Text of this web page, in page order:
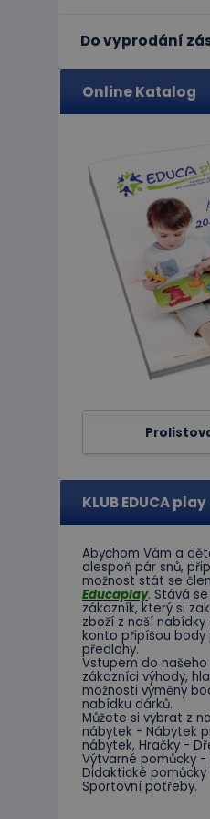
Do vyprodání
Online Katalog
KLUB EDUCA play
Abychom Vám a
alespoň pár snů,
možnost stát se
Educaplay. Stává
zákazník, který si
zboží z naší nabídky
konto připíšou body
předlohy.
Vstupem do našeho
zákazníci výhody,
možnosti výměny
nabídku dárků.
Můžete si vybrat z
nábytek - Nábytek
nábytek, Hračky -
Výtvarné pomůcky -
Didaktické pomůcky
Sportovní potřeby.